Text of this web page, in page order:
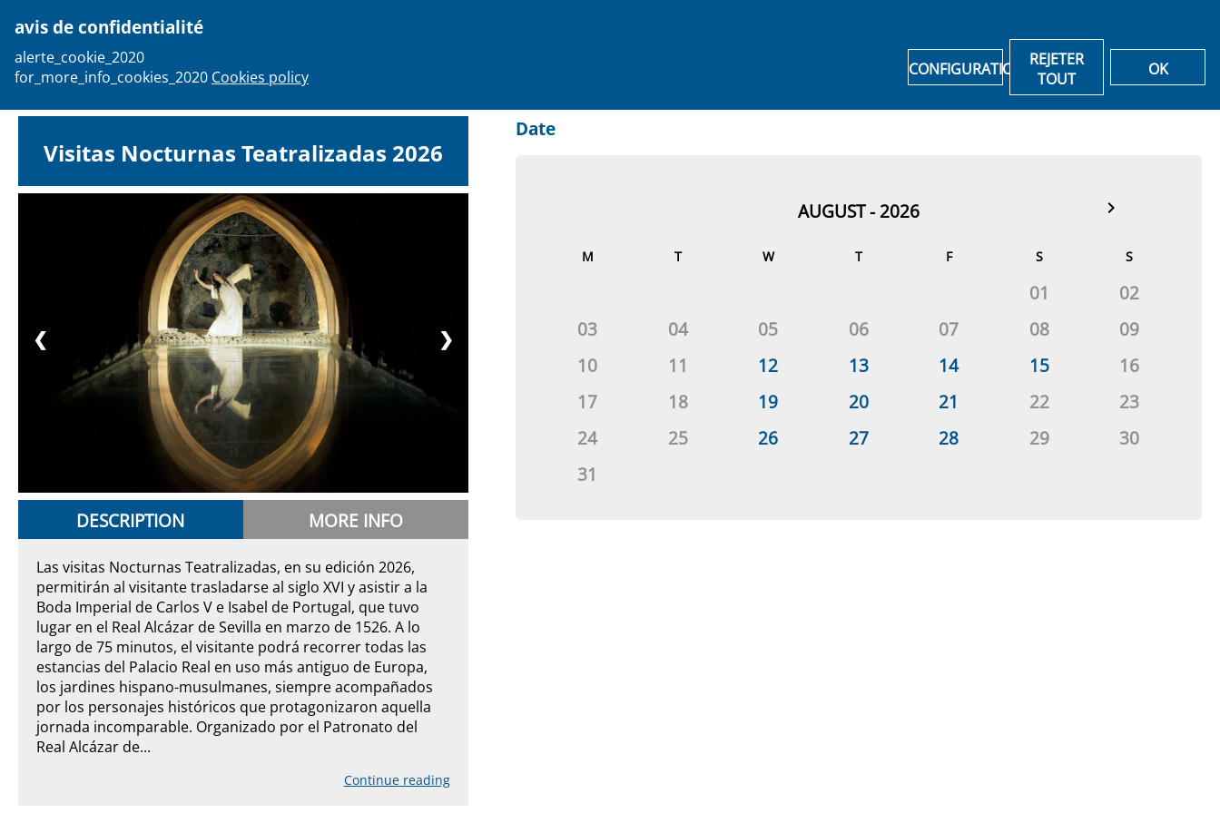
avis de confidentialité
alerte_cookie_2020
for_more_info_cookies_2020 Cookies policy CONFIGURATION
REJETER
TOUT
OK
person
emailRecover your ticketF.A.Qs shopping_cart
Visitas Nocturnas Teatralizadas 2026
❮ ❯
DESCRIPTION MORE INFO
Las visitas Nocturnas Teatralizadas, en su edición 2026,
permitirán al visitante trasladarse al siglo XVI y asistir a la
Boda Imperial de Carlos V e Isabel de Portugal, que tuvo
lugar en el Real Alcázar de Sevilla en marzo de 1526. A lo
largo de 75 minutos, el visitante podrá recorrer todas las
estancias del Palacio Real en uso más antiguo de Europa,
los jardines hispano-musulmanes, siempre acompañados
por los personajes históricos que protagonizaron aquella
jornada incomparable. Organizado por el Patronato del
Real Alcázar de...
Continue reading
Date
AUGUST - 2026 navigate_next
M T W T F S S
01
02
03
04 05 06 07 08
09
10
11 12 13 14 15
16
17
18 19 20 21 22
23
24
25 26 27 28 29
30
31